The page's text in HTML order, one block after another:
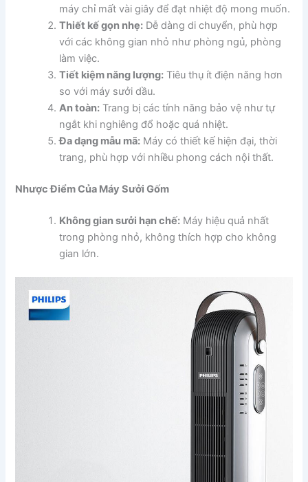
máy chỉ mất vài giây để đạt nhiệt độ mong muốn.
Thiết kế gọn nhẹ: Dễ dàng di chuyển, phù hợp
với các không gian nhỏ như phòng ngủ, phòng
làm việc.
Tiết kiệm năng lượng: Tiêu thụ ít điện năng hơn
so với máy sưởi dầu.
An toàn: Trang bị các tính năng bảo vệ như tự
ngắt khi nghiêng đổ hoặc quá nhiệt.
Đa dạng mẫu mã: Máy có thiết kế hiện đại, thời
trang, phù hợp với nhiều phong cách nội thất.
Nhược Điểm Của Máy Sưởi Gốm
Không gian sưởi hạn chế: Máy hiệu quả nhất
trong phòng nhỏ, không thích hợp cho không
gian lớn.